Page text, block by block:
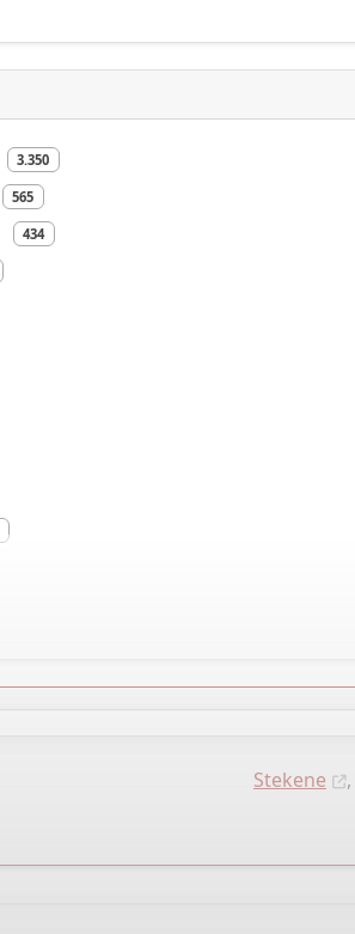
3.350
565
434
Stekene